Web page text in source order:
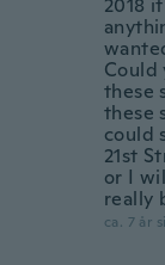
2018
Could
these
these
could
21st
or I
really
ca. 7 år